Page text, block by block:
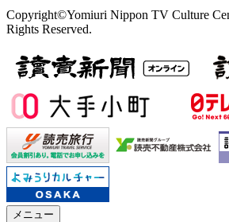
Copyright©Yomiuri Nippon TV Culture
Rights Reserved.
メニュー